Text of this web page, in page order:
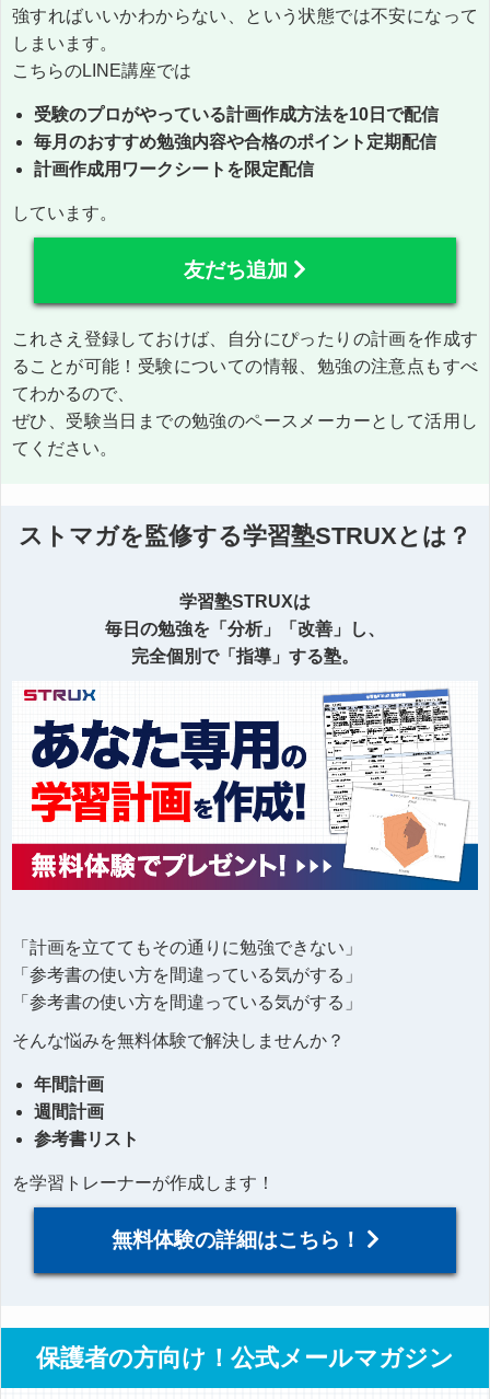
強すればいいかわからない、という状態では不安になって
しまいます。
こちらのLINE講座では
受験のプロがやっている計画作成方法を10日で配信
毎月のおすすめ勉強内容や合格のポイント定期配信
計画作成用ワークシートを限定配信
しています。
友だち追加
これさえ登録しておけば、自分にぴったりの計画を作成す
ることが可能！受験についての情報、勉強の注意点もすべ
てわかるので、
ぜひ、受験当日までの勉強のペースメーカーとして活用し
てください。
ストマガを監修する学習塾STRUXとは？
学習塾STRUXは
毎日の勉強を「分析」「改善」し、
完全個別で「指導」する塾。
「計画を立ててもその通りに勉強できない」
「参考書の使い方を間違っている気がする」
「参考書の使い方を間違っている気がする」
そんな悩みを無料体験で解決しませんか？
年間計画
週間計画
参考書リスト
を学習トレーナーが作成します！
無料体験の詳細はこちら！
保護者の方向け！公式メールマガジン